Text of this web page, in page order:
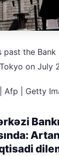
past the Bank
on July
Afp | Getty